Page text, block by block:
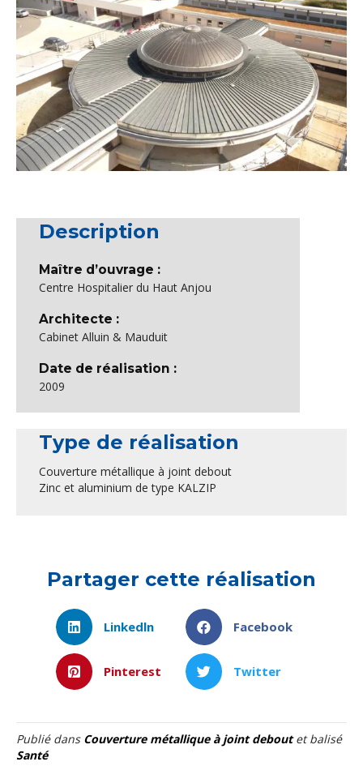
Description
Maître d’ouvrage :
Centre Hospitalier du Haut Anjou
Architecte :
Cabinet Alluin & Mauduit
Date de réalisation :
2009
Type de réalisation
Couverture métallique à joint debout
Zinc et aluminium de type KALZIP
Partager cette réalisation
Linkedln Facebook
Pinterest Twitter
Publié dans Couverture métallique à joint deboutet balisé
Santé